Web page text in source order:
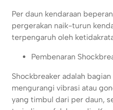
Per daun kendaraan
pergerakan naik-turun
terpengaruh oleh
Pembenaran
Shockbreaker adalah
mengurangi vibrasi atau
yang timbul dari per daun,